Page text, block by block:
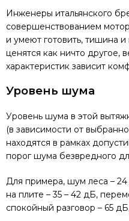
Инженеры итальянского
совершенствованием
и умеют готовить, тишина
ценятся как ничто другое,
характеристик зависит
Уровень шума
Уровень шума в этой
(в зависимости от
находятся в рамках
порог шума безвредного
Для примера, шум леса –
на плите – 35 – 42 дБ,
спокойный разговор – 65